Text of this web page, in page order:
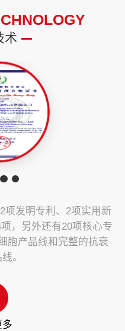
术
项发明专利、2项实用新
，另外还有20项核心专
胞产品线和完整的抗衰
。
多